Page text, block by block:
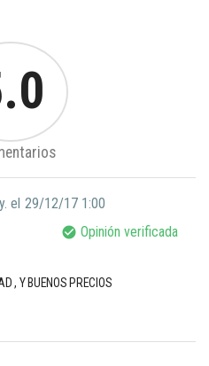
el 29/12/17 1:00
check_circle Opinión verificada
, Y BUENOS PRECIOS